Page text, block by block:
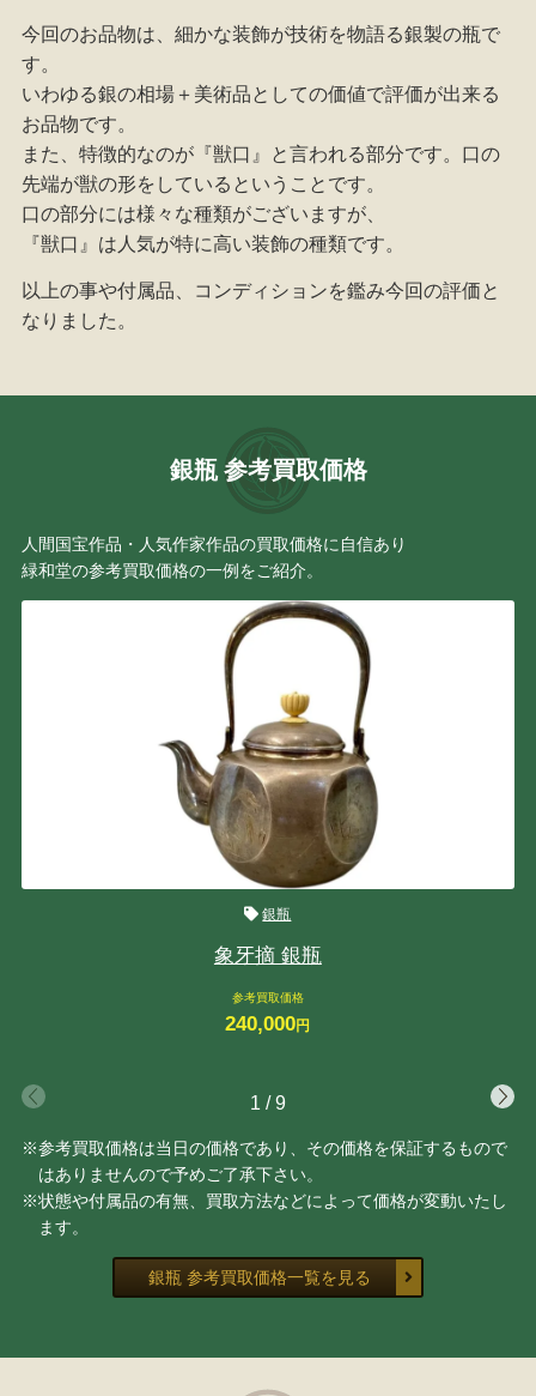
今回のお品物は、細かな装飾が技術を物語る銀製の瓶で
す。
いわゆる銀の相場＋美術品としての価値で評価が出来る
お品物です。
また、特徴的なのが『獣口』と言われる部分です。口の
先端が獣の形をしているということです。
口の部分には様々な種類がございますが、
『獣口』は人気が特に高い装飾の種類です。
以上の事や付属品、コンディションを鑑み今回の評価と
なりました。
銀瓶 参考買取価格
人間国宝作品・人気作家作品の買取価格に自信あり
緑和堂の参考買取価格の一例をご紹介。
銀瓶
象牙摘 銀瓶
参考買取価格
240,000円
1 /9
※参考買取価格は当日の価格であり、その価格を保証するもので
はありませんので予めご了承下さい。
※状態や付属品の有無、買取方法などによって価格が変動いたし
ます。
銀瓶 参考買取価格一覧を見る